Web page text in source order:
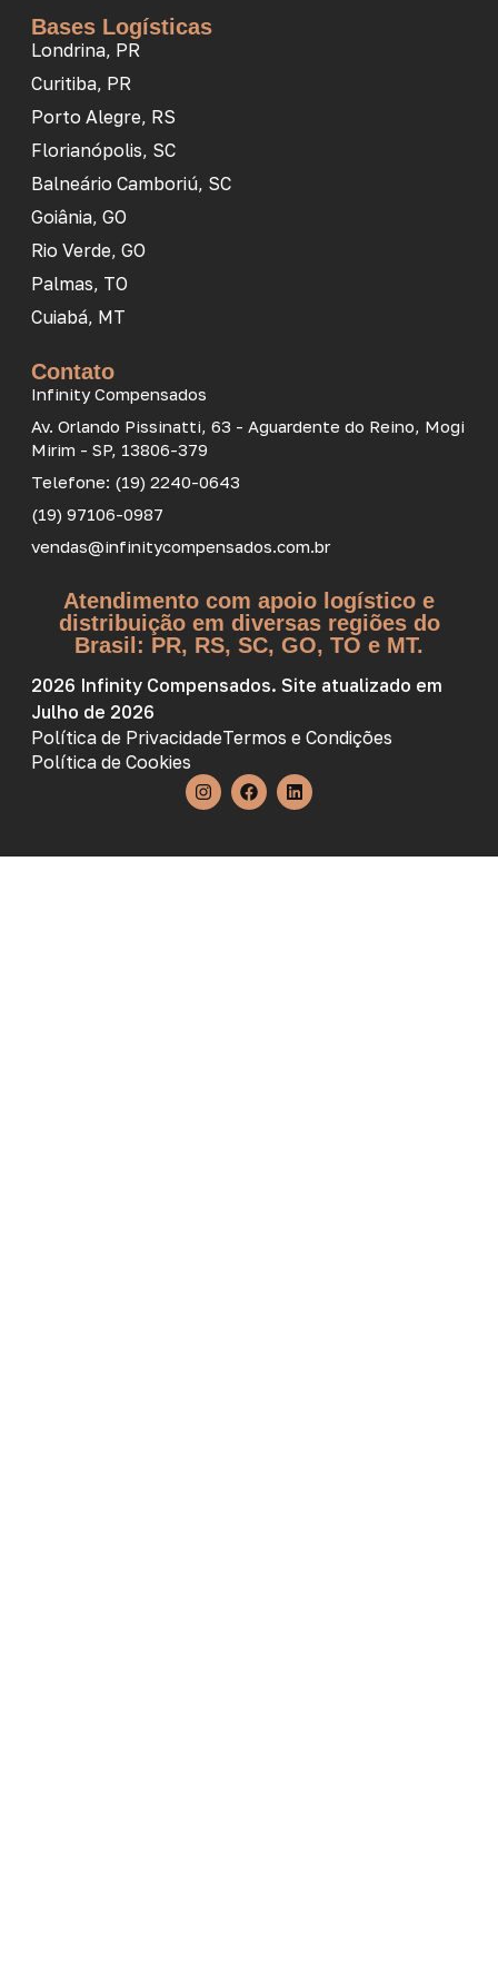
Bases Logísticas
Londrina, PR
Curitiba, PR
Porto Alegre, RS
Florianópolis, SC
Balneário Camboriú, SC
Goiânia, GO
Rio Verde, GO
Palmas, TO
Cuiabá, MT
Contato
Infinity Compensados
Av. Orlando Pissinatti, 63 - Aguardente do Reino, Mogi
Mirim - SP, 13806-379
Telefone: (19) 2240-0643
(19) 97106-0987
vendas@infinitycompensados.com.br
Atendimento com apoio logístico e
distribuição em diversas regiões do
Brasil: PR, RS, SC, GO, TO e MT.
2026 Infinity Compensados. Site atualizado em
Julho de 2026
Política de PrivacidadeTermos e Condições
Política de Cookies